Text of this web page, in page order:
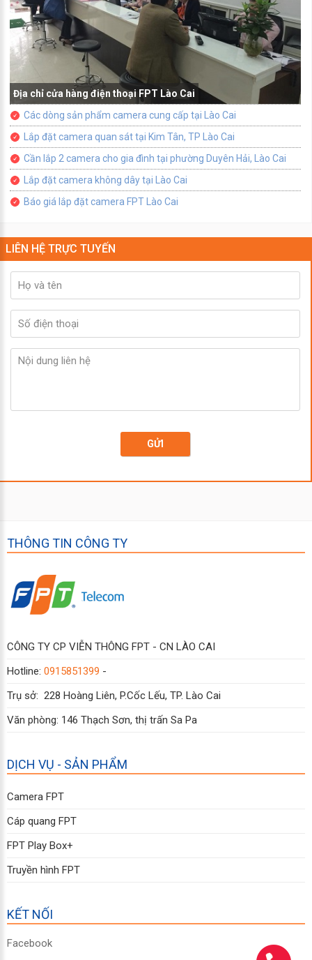
Địa chỉ cửa hàng điện thoại FPT Lào Cai
Các dòng sản phẩm camera cung cấp tại Lào Cai
Lắp đặt camera quan sát tại Kim Tân, TP Lào Cai
Cần lắp 2 camera cho gia đình tại phường Duyên Hải, Lào Cai
Lắp đặt camera không dây tại Lào Cai
Báo giá lắp đặt camera FPT Lào Cai
LIÊN HỆ TRỰC TUYẾN
GỬI
THÔNG TIN CÔNG TY
CÔNG TY CP VIỄN THÔNG FPT - CN LÀO CAI
Hotline: 0915851399 -
Trụ sở: 228 Hoàng Liên, P.Cốc Lếu, TP. Lào Cai
Văn phòng: 146 Thạch Sơn, thị trấn Sa Pa
DỊCH VỤ - SẢN PHẨM
Camera FPT
Cáp quang FPT
FPT Play Box+
Truyền hình FPT
KẾT NỐI
Facebook